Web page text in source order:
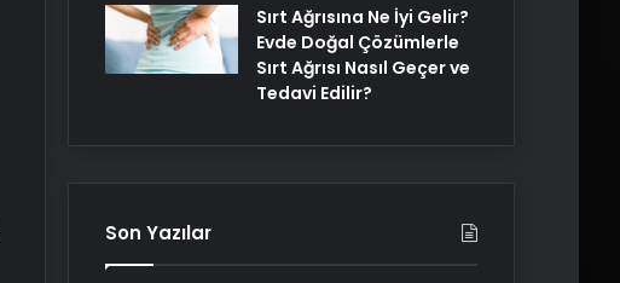
Sırt Ağrısına Ne İyi Gelir?
Evde Doğal Çözümlerle
Sırt Ağrısı Nasıl Geçer ve
Tedavi Edilir?
Son Yazılar